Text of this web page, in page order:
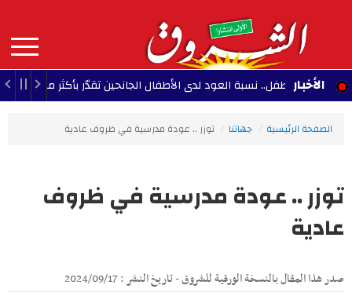
contenu
principal
MAIN
NAVIGATION الأخبار
نسبة العود لدى الأطفال الجانحين تقدّر بأكثر من 30 بالمائة
الصفحة الرئيسية جهاتنا توزر .. عودة مدرسية في ظروف عادية
توزر .. عودة مدرسية في ظروف
عادية
صدر هذا المقال بالنسخة الورقية للشروق - تاريخ النشر : 2024/09/17